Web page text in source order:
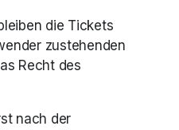
die Tickets
zustehenden
Recht des
nach der